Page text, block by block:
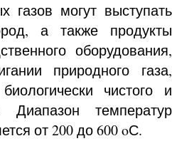
газов могут выступать
а также продукты
оборудования,
природного газа,
чистого и
Диапазон температур
от 200 до 600 oС.